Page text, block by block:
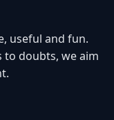
useful and fun.
to doubts, we aim